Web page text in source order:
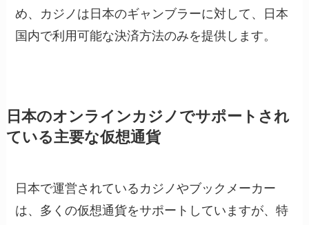
め、カジノは日本のギャンブラーに対して、日本
国内で利用可能な決済方法のみを提供します。
日本のオンラインカジノでサポートされ
ている主要な仮想通貨
日本で運営されているカジノやブックメーカー
は、多くの仮想通貨をサポートしていますが、特